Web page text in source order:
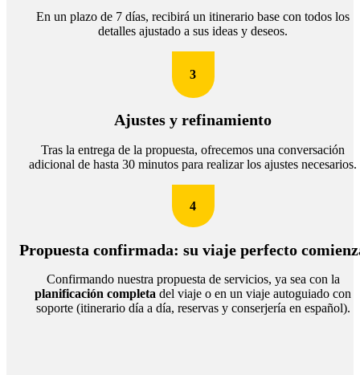
En un plazo de 7 días, recibirá un itinerario base con todos los
detalles ajustado a sus ideas y deseos.
3
Ajustes y refinamiento
Tras la entrega de la propuesta, ofrecemos una conversación
adicional de hasta 30 minutos para realizar los ajustes necesarios.
4
Propuesta confirmada: su viaje perfecto
Confirmando nuestra propuesta de servicios, ya sea con la
planificación completa del viaje o en un viaje autoguiado con
soporte (itinerario día a día, reservas y conserjería en español).